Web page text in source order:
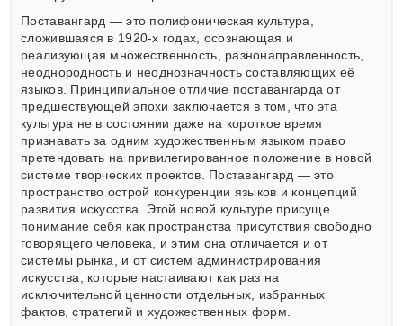
Поставангард — это полифоническая культура,
сложившаяся в 1920-х годах, осознающая и
реализующая множественность, разнонаправленность,
неоднородность и неоднозначность составляющих её
языков. Принципиальное отличие поставангарда от
предшествующей эпохи заключается в том, что эта
культура не в состоянии даже на короткое время
признавать за одним художественным языком право
претендовать на привилегированное положение в новой
системе творческих проектов. Поставангард — это
пространство острой конкуренции языков и концепций
развития искусства. Этой новой культуре присуще
понимание себя как пространства присутствия свободно
говорящего человека, и этим она отличается и от
системы рынка, и от систем администрирования
искусства, которые настаивают как раз на
исключительной ценности отдельных, избранных
фактов, стратегий и художественных форм.